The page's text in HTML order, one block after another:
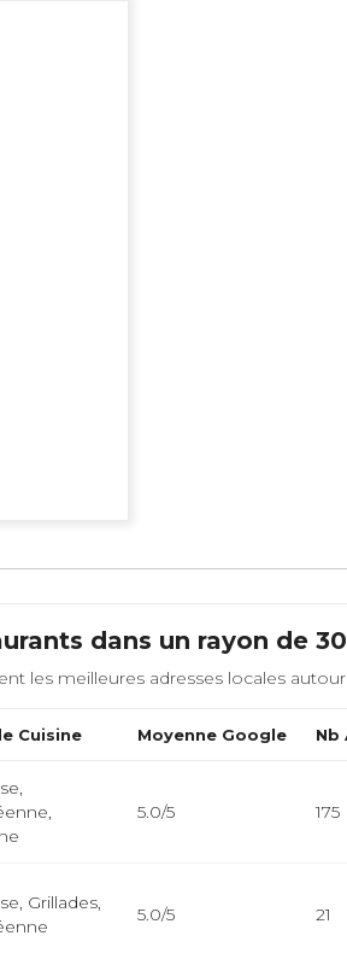
dans un rayon de
les meilleures adresses locales
Cuisine Moyenne Google Nb
5.0/5 175
Grillades,
5.0/5 21